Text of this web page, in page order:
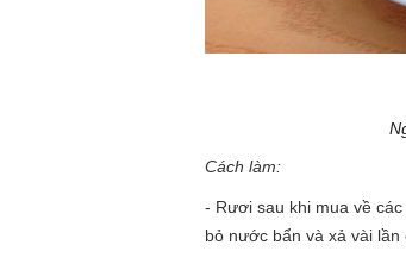
Cách làm:
- Rươi sau khi mua về
bỏ nước bẩn và xả vài lần